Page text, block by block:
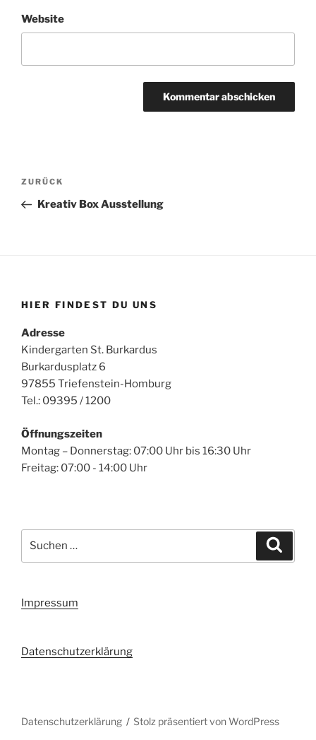
Website
Beitragsnavigation
Vorheriger
Beitrag
ZURÜCK
Kreativ Box Ausstellung
HIER FINDEST DU UNS
Adresse
Kindergarten St. Burkardus
Burkardusplatz 6
97855 Triefenstein-Homburg
Tel.: 09395 / 1200
Öffnungszeiten
Montag – Donnerstag: 07:00 Uhr bis 16:30 Uhr
Freitag: 07:00 - 14:00 Uhr
nach:
Impressum
Datenschutzerklärung
Datenschutzerklärung Stolz präsentiert von WordPress